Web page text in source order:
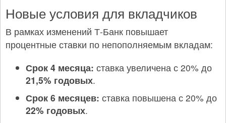
Новые условия для вкладчиков
В рамках изменений Т-Банк повышает
процентные ставки по непополняемым вкладам:
Срок 4 месяца: ставка увеличена с 20% до
21,5% годовых.
Срок 6 месяцев: ставка повышена с 20% до
22% годовых.